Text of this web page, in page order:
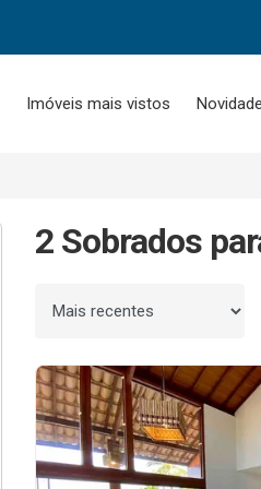
Imóveis mais vistos
2 Sobrados
Ordenar por